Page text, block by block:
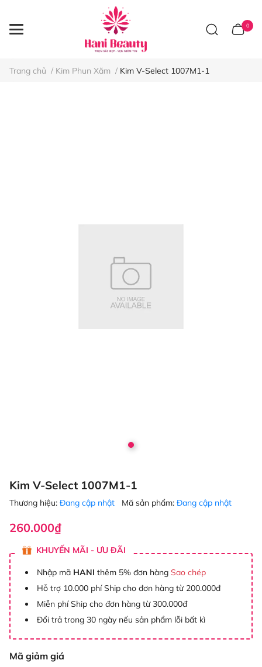
0
Trang chủ / Kim Phun Xăm / Kim V-Select 1007M1-1
Kim V-Select 1007M1-1
Thương hiệu: Đang cập nhật Mã sản phẩm: Đang cập nhật
260.000₫
KHUYẾN MÃI - ƯU ĐÃI
Nhập mã HANI thêm 5% đơn hàng Sao chép
Hỗ trợ 10.000 phí Ship cho đơn hàng từ 200.000đ
Miễn phí Ship cho đơn hàng từ 300.000đ
Đổi trả trong 30 ngày nếu sản phẩm lỗi bất kì
Mã giảm giá